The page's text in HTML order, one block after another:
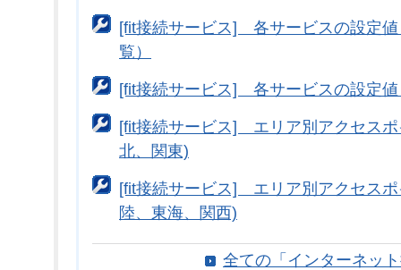
[fit接続サービス] 各サービスの設定
覧）
[fit接続サービス] 各サービスの設定
[fit接続サービス] エリア別アクセスポ
北、関東)
[fit接続サービス] エリア別アクセスポ
陸、東海、関西)
全ての「インターネッ